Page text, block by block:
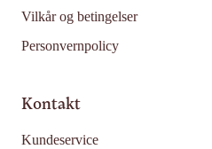
Vilkår og betingelser
Personvernpolicy
Kontakt
Kundeservice